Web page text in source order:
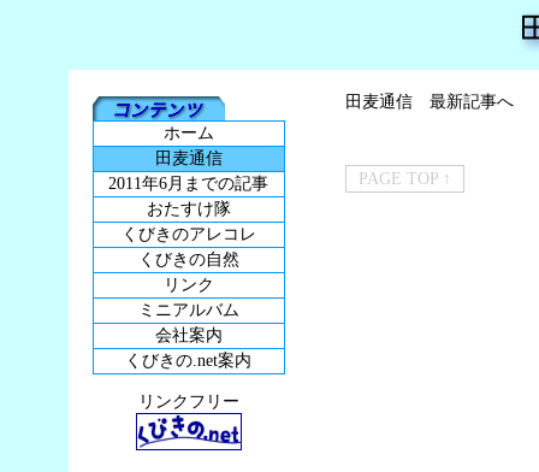
ホーム
田麦通信
2011年6月までの記事
おたすけ隊
くびきのアレコレ
くびきの自然
リンク
ミニアルバム
会社案内
くびきの.net案内
リンクフリー
田麦通信 最新記事へ
PAGE TOP ↑